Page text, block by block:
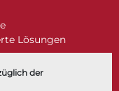
der
Lösungen